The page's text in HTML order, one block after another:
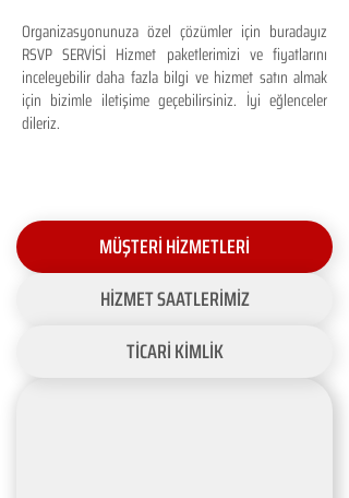
Organizasyonunuza özel çözümler için buradayız
RSVP SERVİSİ Hizmet paketlerimizi ve fiyatlarını
inceleyebilir daha fazla bilgi ve hizmet satın almak
için bizimle iletişime geçebilirsiniz. İyi eğlenceler
dileriz.
MÜŞTERİ HİZMETLERİ
HİZMET SAATLERİMİZ
TİCARİ KİMLİK